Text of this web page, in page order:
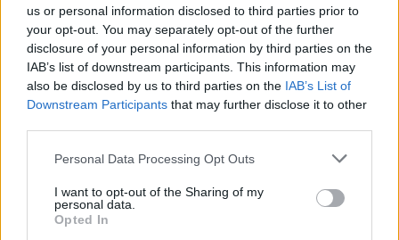
us or personal information disclosed to third parties prior to
your opt-out. You may separately opt-out of the further
disclosure of your personal information by third parties on the
IAB’s list of downstream participants. This information may
also be disclosed by us to third parties on the IAB’s List of
Downstream Participants that may further disclose it to other
Personal Data Processing Opt Outs
I want to opt-out of the Sharing of my
personal data.
Opted In
Zitat von Smokie-Snake:↑
Naja was soll ick jetz noch dazu sagen was ihr hier alle so schreibt
mh... Achja man wird sehen ob BP nochmal etwas an der Blizzard
ändert oder nich und damit muss man dann Leben.
Cool würde ick es finden wen BP einfach eine Abstimmung im
Forum macht
2 Felder zum anklicken.
1. Dafür das die Blizzard noch mal bisl. Verbessert wird
oder
2. Dagegen das die Blizzard verändert wird.
Click to expand...
Das dachte ich mir auch schon, finde das wäre der beste
Weg!